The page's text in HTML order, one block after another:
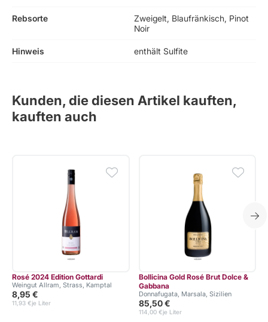
Rebsorte
Zweigelt, Blaufränkisch, Pinot
Noir
Hinweis enthält Sulfite
Kunden, die diesen Artikel kauften,
kauften auch
Rosé 2024 Edition Gottardi
Weingut Allram, Strass, Kamptal
8,95 €
je Liter
11,93 €
Bollicina Gold Rosé Brut Dolce &
Gabbana
Donnafugata, Marsala, Sizilien
85,50 €
je Liter
114,00 €